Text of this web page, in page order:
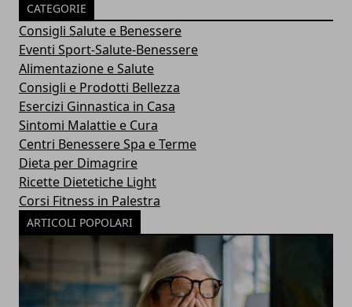
CATEGORIE
Consigli Salute e Benessere
Eventi Sport-Salute-Benessere
Alimentazione e Salute
Consigli e Prodotti Bellezza
Esercizi Ginnastica in Casa
Sintomi Malattie e Cura
Centri Benessere Spa e Terme
Dieta per Dimagrire
Ricette Dietetiche Light
Corsi Fitness in Palestra
ARTICOLI POPOLARI